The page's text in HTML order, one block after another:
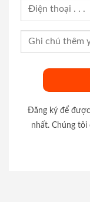
Đăng ký để
nhất. Chúng